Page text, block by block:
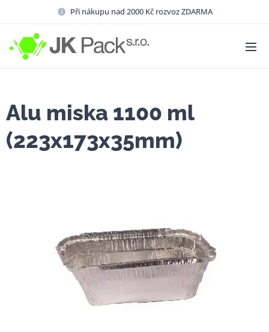
Při nákupu nad 2000 Kč rozvoz ZDARMA
Alu miska 1100 ml
(223x173x35mm)